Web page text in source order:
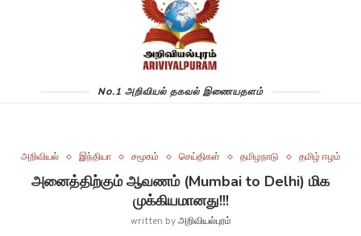
No.1 அறிவியல் தகவல் இணையதளம்
அறிவியல் இந்தியா சமூகம் செய்திகள் தமிழநாடு தமிழ் ஈழம்
அனைத்திற்கும் ஆவணம் (Mumbai to Delhi) மிக
முக்கியமானது!!!
written byஅறிவியல்புரம்